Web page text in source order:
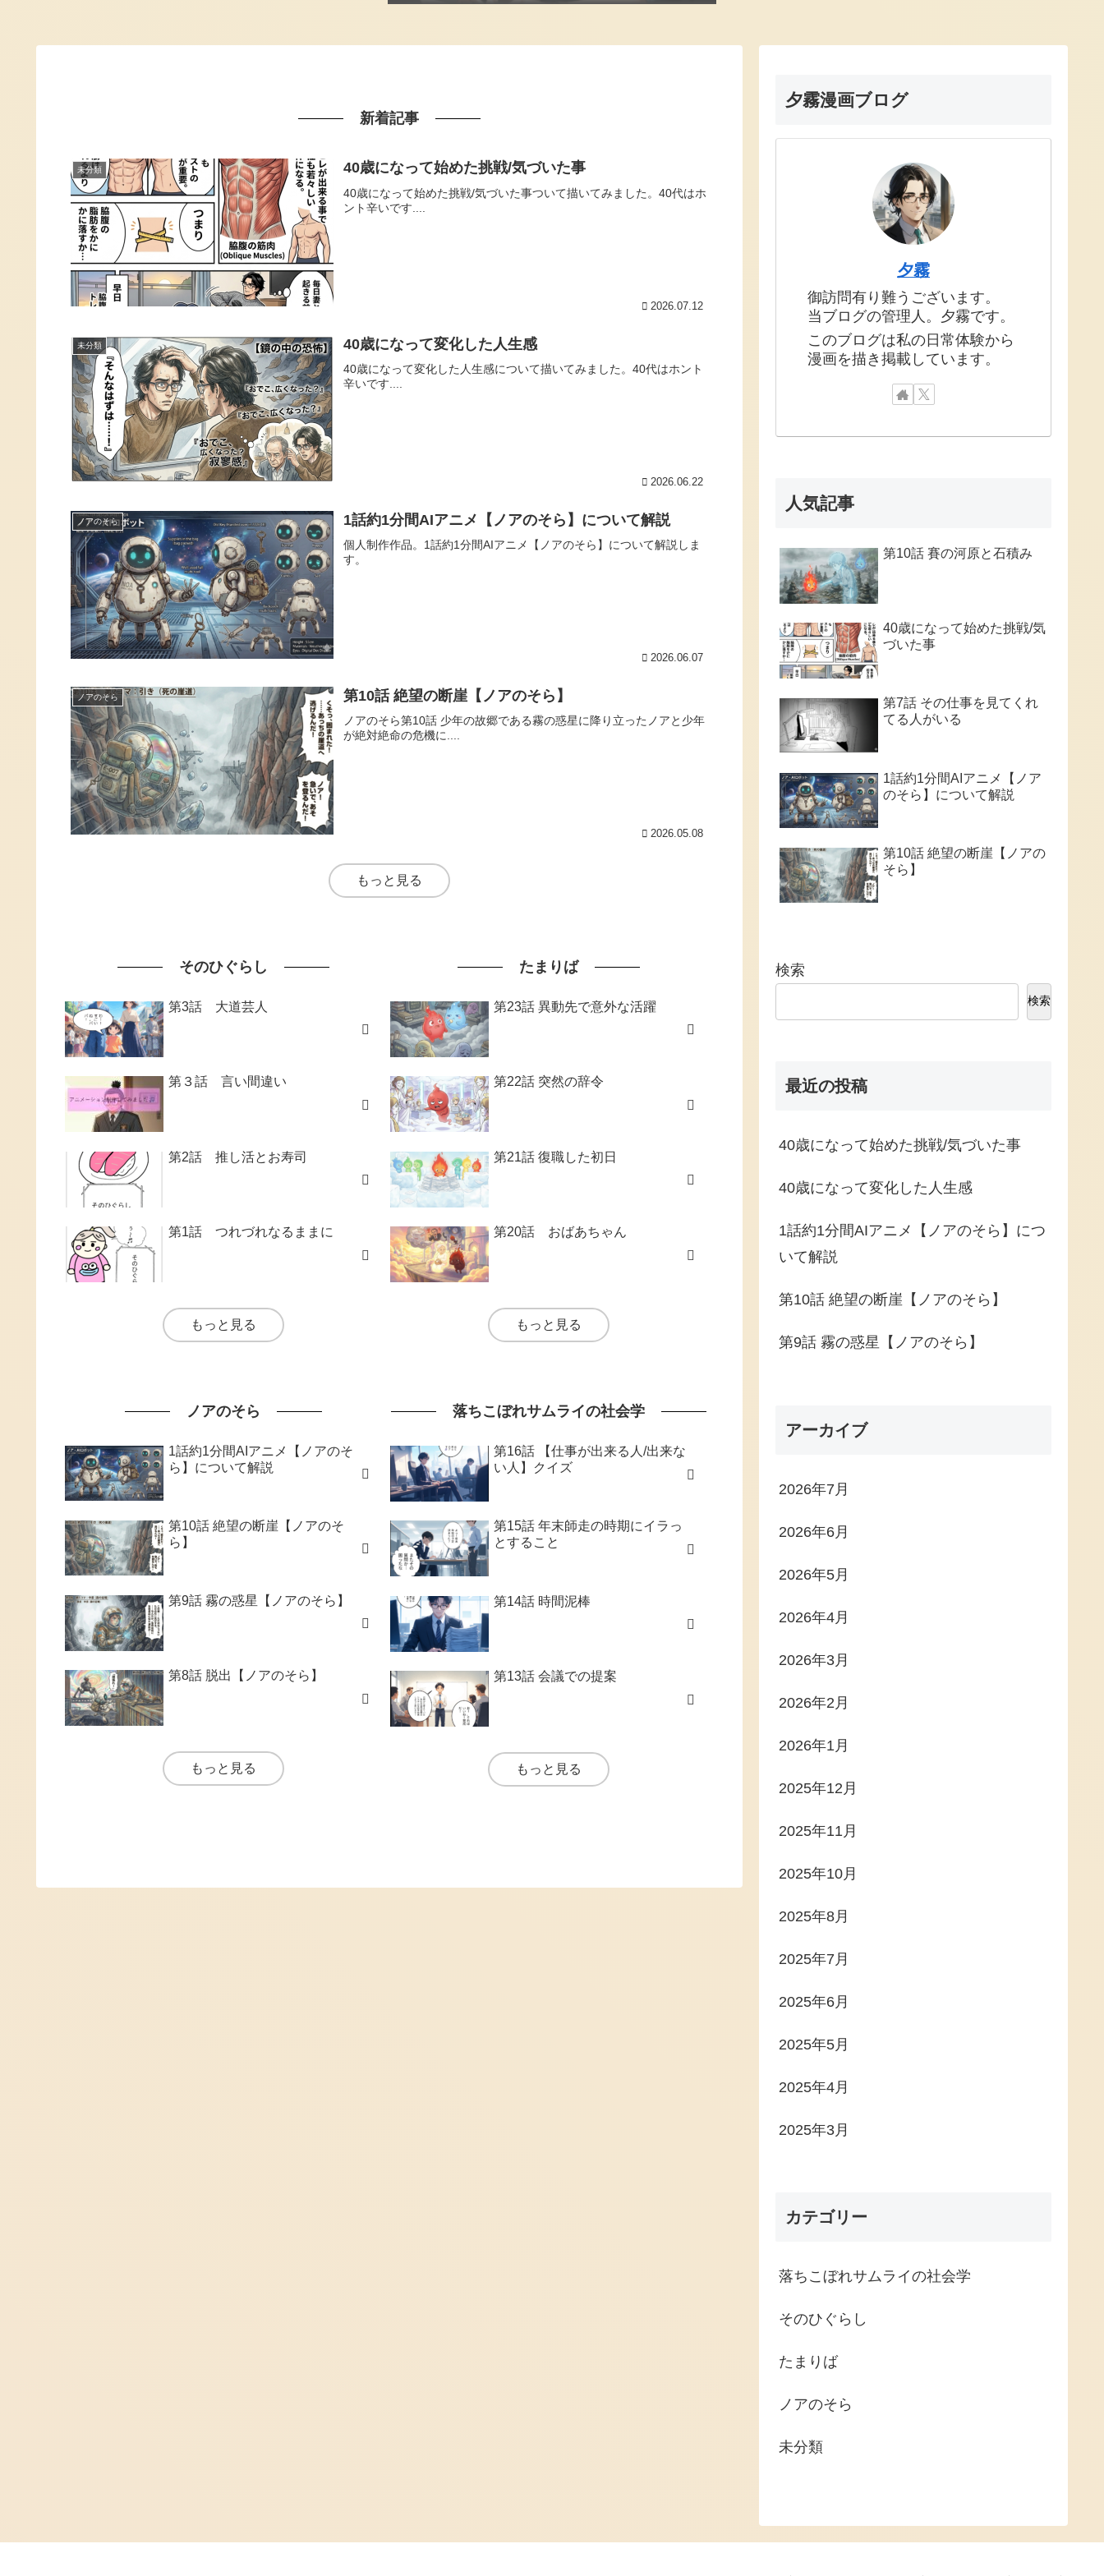
新着記事
未分類 40歳になって始めた挑戦/気づいた事
40歳になって始めた挑戦/気づいた事ついて描いてみました。40代はホ
ント辛いです....
2026.07.12
未分類 40歳になって変化した人生感
40歳になって変化した人生感について描いてみました。40代はホント
辛いです....
2026.06.22
ノアのそら 1話約1分間AIアニメ【ノアのそら】について解説
個人制作作品。1話約1分間AIアニメ【ノアのそら】について解説しま
す。
2026.06.07
ノアのそら 第10話 絶望の断崖【ノアのそら】
ノアのそら第10話 少年の故郷である霧の惑星に降り立ったノアと少年
が絶対絶命の危機に....
2026.05.08
もっと見る
そのひぐらし
第3話 大道芸人
第３話 言い間違い
第2話 推し活とお寿司
第1話 つれづれなるままに
もっと見る
たまりば
第23話 異動先で意外な活躍
第22話 突然の辞令
第21話 復職した初日
第20話 おばあちゃん
もっと見る
ノアのそら
1話約1分間AIアニメ【ノアのそ
ら】について解説
第10話 絶望の断崖【ノアのそ
ら】
第9話 霧の惑星【ノアのそら】
第8話 脱出【ノアのそら】
もっと見る
落ちこぼれサムライの社会学
第16話 【仕事が出来る人/出来な
い人】クイズ
第15話 年末師走の時期にイラっ
とすること
第14話 時間泥棒
第13話 会議での提案
もっと見る
夕霧漫画ブログ
夕霧
御訪問有り難うございます。
当ブログの管理人。夕霧です。
このブログは私の日常体験から
漫画を描き掲載しています。
人気記事
第10話 賽の河原と石積み
40歳になって始めた挑戦/気
づいた事
第7話 その仕事を見てくれ
てる人がいる
1話約1分間AIアニメ【ノア
のそら】について解説
第10話 絶望の断崖【ノアの
そら】
検索
検索
最近の投稿
40歳になって始めた挑戦/気づいた事
40歳になって変化した人生感
1話約1分間AIアニメ【ノアのそら】につ
いて解説
第10話 絶望の断崖【ノアのそら】
第9話 霧の惑星【ノアのそら】
アーカイブ
2026年7月
2026年6月
2026年5月
2026年4月
2026年3月
2026年2月
2026年1月
2025年12月
2025年11月
2025年10月
2025年8月
2025年7月
2025年6月
2025年5月
2025年4月
2025年3月
カテゴリー
落ちこぼれサムライの社会学
そのひぐらし
たまりば
ノアのそら
未分類